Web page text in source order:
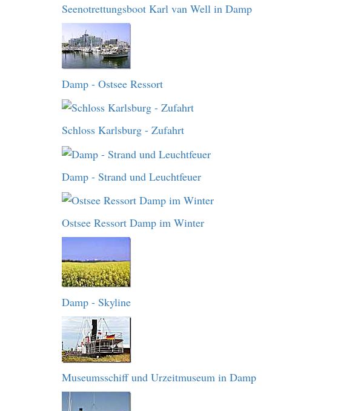
Seenotrettungsboot Karl van Well in Damp
Damp - Ostsee Ressort
Schloss Karlsburg - Zufahrt
Damp - Strand und Leuchtfeuer
Ostsee Ressort Damp im Winter
Damp - Skyline
Museumsschiff und Urzeitmuseum in Damp